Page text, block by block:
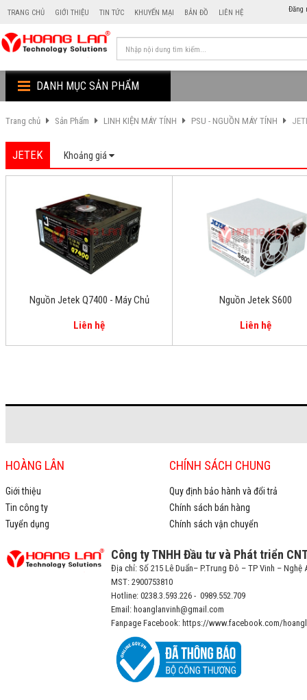
TRANG CHỦ GIỚI THIỆU TIN TỨC KHUYẾN MẠI BẢN ĐỒ LIÊN HỆ Đăng
DANH MỤC SẢN PHẨM
Trang chủ Sản Phẩm LINH KIỆN MÁY TÍNH PSU - NGUỒN MÁY TÍNH
JETEK Khoảng giá
Nguồn Jetek Q7400 - Máy Chủ
Liên hệ
Nguồn Jetek S600
Liên hệ
HOÀNG LÂN
Giới thiệu
Tin công ty
Tuyển dụng
CHÍNH SÁCH CHUNG
Quy định bảo hành và đổi trả
Chính sách bán hàng
Chính sách vận chuyển
Công ty TNHH Đầu tư và Phát triển
Địa chỉ: Số 215 Lê Duẩn– P.Trung Đô – TP Vinh – Nghệ
MST: 2900753810
Hotline: 0238.3.593.226 - 0989.552.709
Email: hoanglanvinh@gmail.com
Fanpage Facebook: https://www.facebook.com/